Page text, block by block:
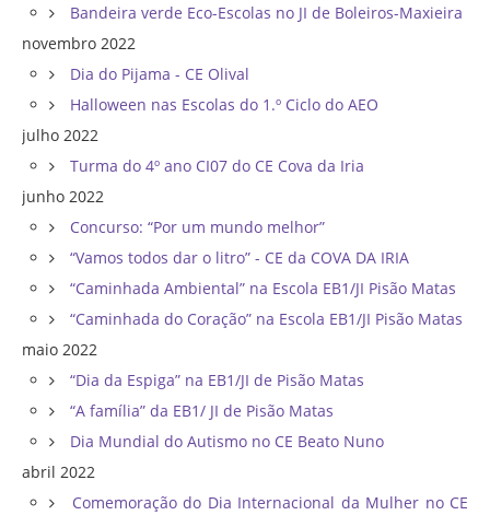
Bandeira verde Eco-Escolas no JI de Boleiros-Maxieira
novembro 2022
Dia do Pijama - CE Olival
Halloween nas Escolas do 1.º Ciclo do AEO
julho 2022
Turma do 4º ano CI07 do CE Cova da Iria
junho 2022
Concurso: “Por um mundo melhor”
“Vamos todos dar o litro” - CE da COVA DA IRIA
“Caminhada Ambiental” na Escola EB1/JI Pisão Matas
“Caminhada do Coração” na Escola EB1/JI Pisão Matas
maio 2022
“Dia da Espiga” na EB1/JI de Pisão Matas
“A família” da EB1/ JI de Pisão Matas
Dia Mundial do Autismo no CE Beato Nuno
abril 2022
Comemoração do Dia Internacional da Mulher no CE